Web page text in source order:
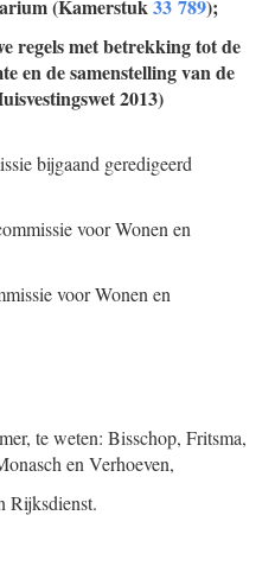
(Kamerstuk33 789);
regels met betrekking tot de
en de samenstelling van de
2013)
bijgaand geredigeerd
voor Wonen en
voor Wonen en
te weten: Bisschop, Fritsma,
en Verhoeven,
Rijksdienst.